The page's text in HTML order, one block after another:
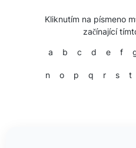
Kliknutím na písmeno
začínající
a b c d e f
n o p q r s t